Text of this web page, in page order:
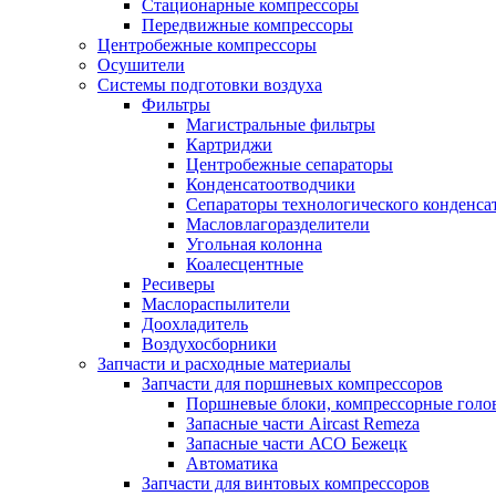
Стационарные компрессоры
Передвижные компрессоры
Центробежные компрессоры
Осушители
Системы подготовки воздуха
Фильтры
Магистральные фильтры
Картриджи
Центробежные сепараторы
Конденсатоотводчики
Сепараторы технологического
Масловлагоразделители
Угольная колонна
Коалесцентные
Ресиверы
Маслораспылители
Доохладитель
Воздухосборники
Запчасти и расходные материалы
Запчасти для поршневых компрессоров
Поршневые блоки, компрессорные
Запасные части Aircast Remeza
Запасные части АСО Бежецк
Автоматика
Запчасти для винтовых компрессоров